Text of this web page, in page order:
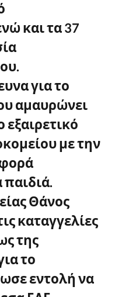
και τα 37
.
για το
αμαυρώνει
με την
παιδιά.
Θάνος
καταγγελίες
της
το
εντολή να